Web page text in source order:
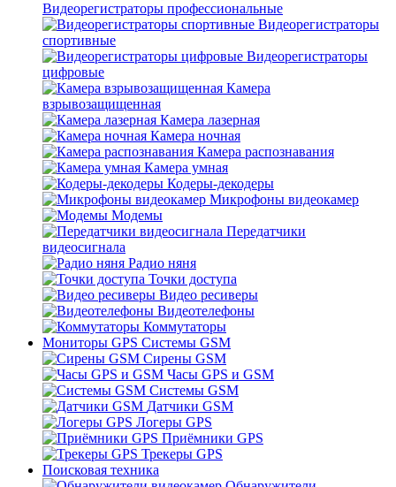
Видеорегистраторы профессиональные
Видеорегистраторы
спортивные
Видеорегистраторы
цифровые
Камера
взрывозащищенная
Камера лазерная
Камера ночная
Камера распознавания
Камера умная
Кодеры-декодеры
Микрофоны видеокамер
Модемы
Передатчики
видеосигнала
Радио няня
Точки доступа
Видео ресиверы
Видеотелефоны
Коммутаторы
Мониторы GPS Системы GSM
Сирены GSM
Часы GPS и GSM
Системы GSM
Датчики GSM
Логеры GPS
Приёмники GPS
Трекеры GPS
Поисковая техника